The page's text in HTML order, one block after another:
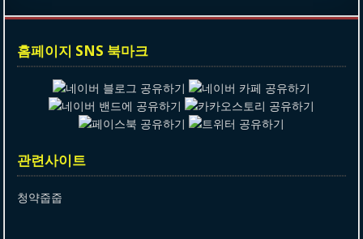
홈페이지 SNS 북마크
관련사이트
청약줍줍